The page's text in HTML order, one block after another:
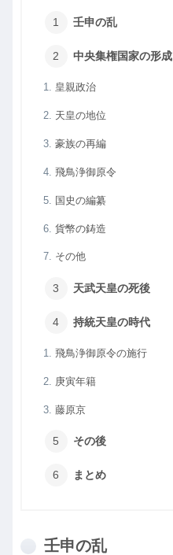
壬申の乱
中央集権国家の形成
皇親政治
天皇の地位
豪族の再編
飛鳥浄御原令
国史の編纂
貨幣の鋳造
その他
天武天皇の死後
持統天皇の時代
飛鳥浄御原令の施行
庚寅年籍
藤原京
その後
まとめ
壬申の乱